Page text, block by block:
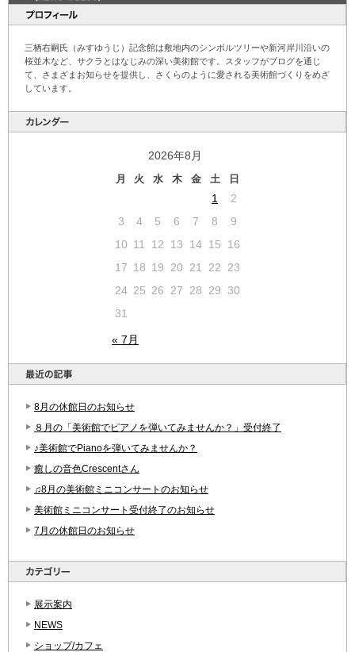
三栖右嗣氏（みすゆうじ）記念館は敷地内のシンボルツリーや新河岸川沿いの
桜並木など、サクラとはなじみの深い美術館です。スタッフがブログを通じ
て、さまざまお知らせを提供し、さくらのように愛される美術館づくりをめざ
しています。
2026年8月
月 火 水 木 金 土 日
« 7月
1
2
3
4 5 6 7 8
9
10 11 12 13 14 15
16
17 18 19 20 21 22
23
24 25 26 27 28 29
30
31
8月の休館日のお知らせ
８月の「美術館でピアノを弾いてみませんか？」受付終了
♪美術館でPianoを弾いてみませんか？
癒しの音色Crescentさん
♫8月の美術館ミニコンサートのお知らせ
美術館ミニコンサート受付終了のお知らせ
7月の休館日のお知らせ
展示案内
NEWS
ショップ/カフェ